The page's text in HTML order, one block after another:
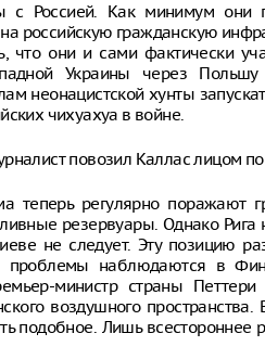
с Россией. Как минимум они
российскую гражданскую
что они и сами фактически
Украины через
неонацистской хунты
чихуахуа в войне.
повозил Каллас лицом по
регулярно поражают
резервуары. Однако Рига
не следует. Эту позицию
проблемы наблюдаются в
министр страны
воздушного пространства.
подобное. Лишь всестороннее